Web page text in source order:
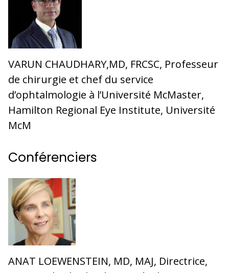
VARUN CHAUDHARY,MD, FRCSC, Professeur
de chirurgie et chef du service
d’ophtalmologie à l’Université McMaster,
Hamilton Regional Eye Institute, Université
McM
Conférenciers
ANAT LOEWENSTEIN, MD, MAJ, Directrice,